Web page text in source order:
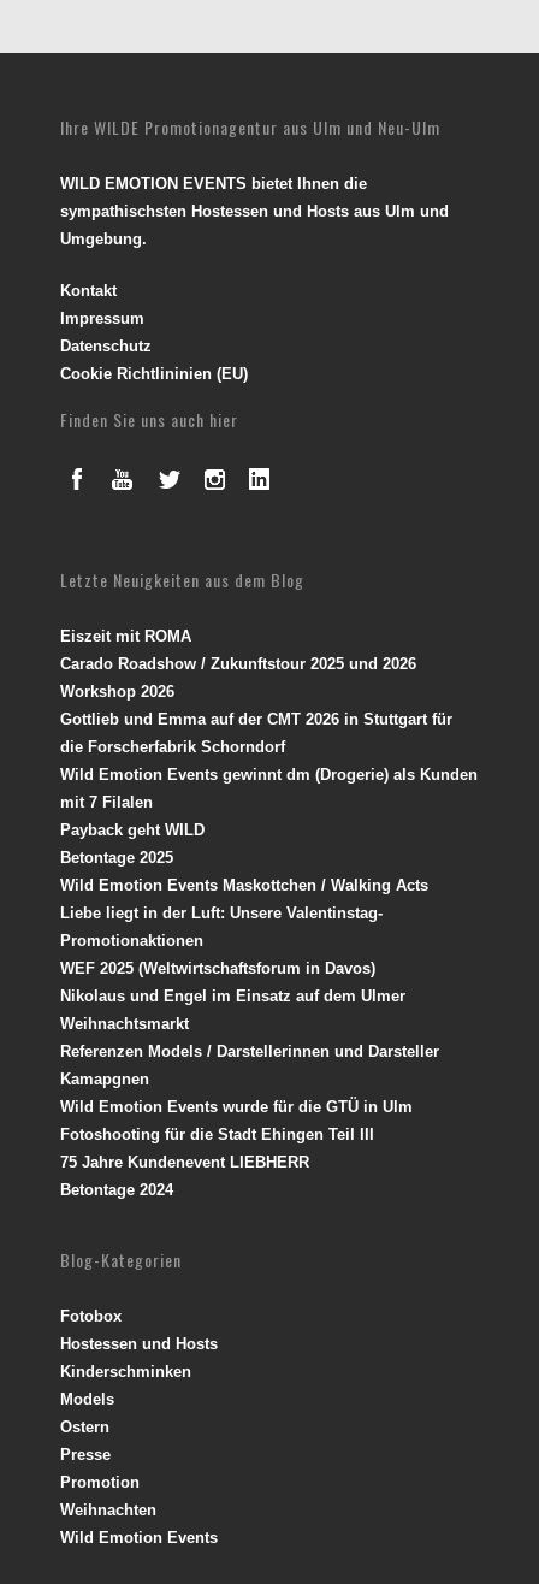
Ihre WILDE Promotionagentur aus Ulm und Neu-Ulm
WILD EMOTION EVENTS bietet Ihnen die
sympathischsten Hostessen und Hosts aus Ulm und
Umgebung.
Kontakt
Impressum
Datenschutz
Cookie Richtlininien (EU)
Finden Sie uns auch hier
Letzte Neuigkeiten aus dem Blog
Eiszeit mit ROMA
Carado Roadshow / Zukunftstour 2025 und 2026
Workshop 2026
Gottlieb und Emma auf der CMT 2026 in Stuttgart für
die Forscherfabrik Schorndorf
Wild Emotion Events gewinnt dm (Drogerie) als Kunden
mit 7 Filalen
Payback geht WILD
Betontage 2025
Wild Emotion Events Maskottchen / Walking Acts
Liebe liegt in der Luft: Unsere Valentinstag-
Promotionaktionen
WEF 2025 (Weltwirtschaftsforum in Davos)
Nikolaus und Engel im Einsatz auf dem Ulmer
Weihnachtsmarkt
Referenzen Models / Darstellerinnen und Darsteller
Kamapgnen
Wild Emotion Events wurde für die GTÜ in Ulm
Fotoshooting für die Stadt Ehingen Teil III
75 Jahre Kundenevent LIEBHERR
Betontage 2024
Blog-Kategorien
Fotobox
Hostessen und Hosts
Kinderschminken
Models
Ostern
Presse
Promotion
Weihnachten
Wild Emotion Events